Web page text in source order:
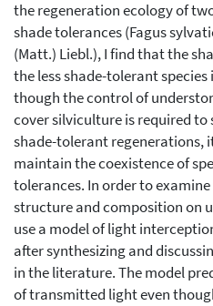
the regeneration ecology of
shade tolerances (Fagus
(Matt.) Liebl.), I find that the
the less shade-tolerant
though the control of
cover silviculture is required
shade-tolerant regenerations,
maintain the coexistence of
tolerances. In order to
structure and composition on
use a model of light
after synthesizing and
in the literature. The model
of transmitted light even